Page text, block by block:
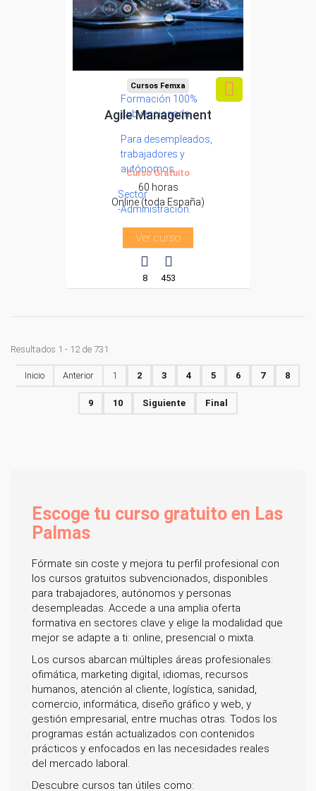
Formación 100%
subvencionada.
Para desempleados,
trabajadores y
autónomos.
Sector
-Administración.
Cursos Femxa
Agile Management
Curso Gratuito
60 horas
Online (toda España)
Ver curso
8 453
Resultados 1 - 12 de 731
Inicio Anterior 1 2 3 4 5 6 7 8
9 10 Siguiente Final
Escoge tu curso gratuito en Las
Palmas
Fórmate sin coste y mejora tu perfil profesional con
los cursos gratuitos subvencionados, disponibles
para trabajadores, autónomos y personas
desempleadas. Accede a una amplia oferta
formativa en sectores clave y elige la modalidad que
mejor se adapte a ti: online, presencial o mixta.
Los cursos abarcan múltiples áreas profesionales:
ofimática, marketing digital, idiomas, recursos
humanos, atención al cliente, logística, sanidad,
comercio, informática, diseño gráfico y web, y
gestión empresarial, entre muchas otras. Todos los
programas están actualizados con contenidos
prácticos y enfocados en las necesidades reales
del mercado laboral.
Descubre cursos tan útiles como: